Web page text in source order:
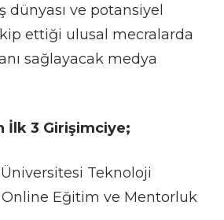
dünyası ve potansiyel
ettiği ulusal mecralarda
sağlayacak medya
İlk 3 Girişimciye;
Teknoloji
Online Eğitim ve Mentorluk